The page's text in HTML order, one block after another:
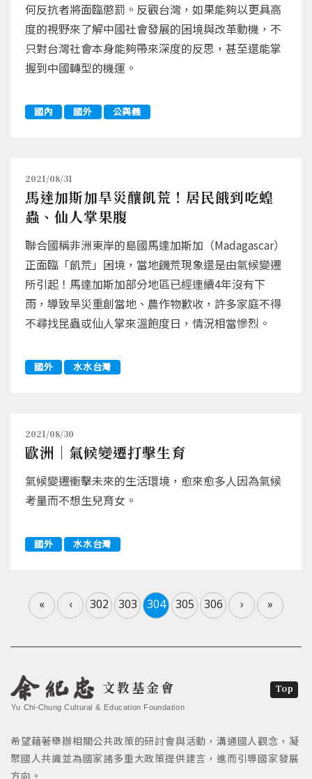
何反抗者將面臨懲罰。反觀台灣，如果能夠以更具高
度的視野來了解中國社會發展的困境與改革動機，不
只對台灣社會本身能夠帶來深度的反思，甚至還能掌
握到中國轉型的機運。
國內 國外 公與義
2021/08/31
馬達加斯加旱災釀飢荒！居民餓到吃蝗
蟲、仙人掌果腹
聯合國稱非洲東岸的島國馬達加斯加（Madagascar）
正面臨「飢荒」困境，當地饑荒現象還是由氣候變遷
所引起！馬達加斯加部分地區已經連續4年沒有下
雨，導致旱災重創當地、農作物歉收，許多家庭不得
不尋找昆蟲或仙人掌來溫飽度日，情況相當慘烈。
國外 水水台灣
2021/08/30
歐洲｜氣候變遷打擊生育
氣候變遷衝擊未來的生活環境，愈來愈多人因為氣候
考量而不想生兒育女。
國外 水水台灣
« ‹ 302 303 304 305 306 › »
文教基金會
Yu Chi-Chung Cultural & Education Foundation
希望藉著舉辦相關公共政策的研討會與活動，溝通國人觀念，凝
聚國人共識並為國家諸多重大政策提供建言，進而引導國家發展
方向。
Top